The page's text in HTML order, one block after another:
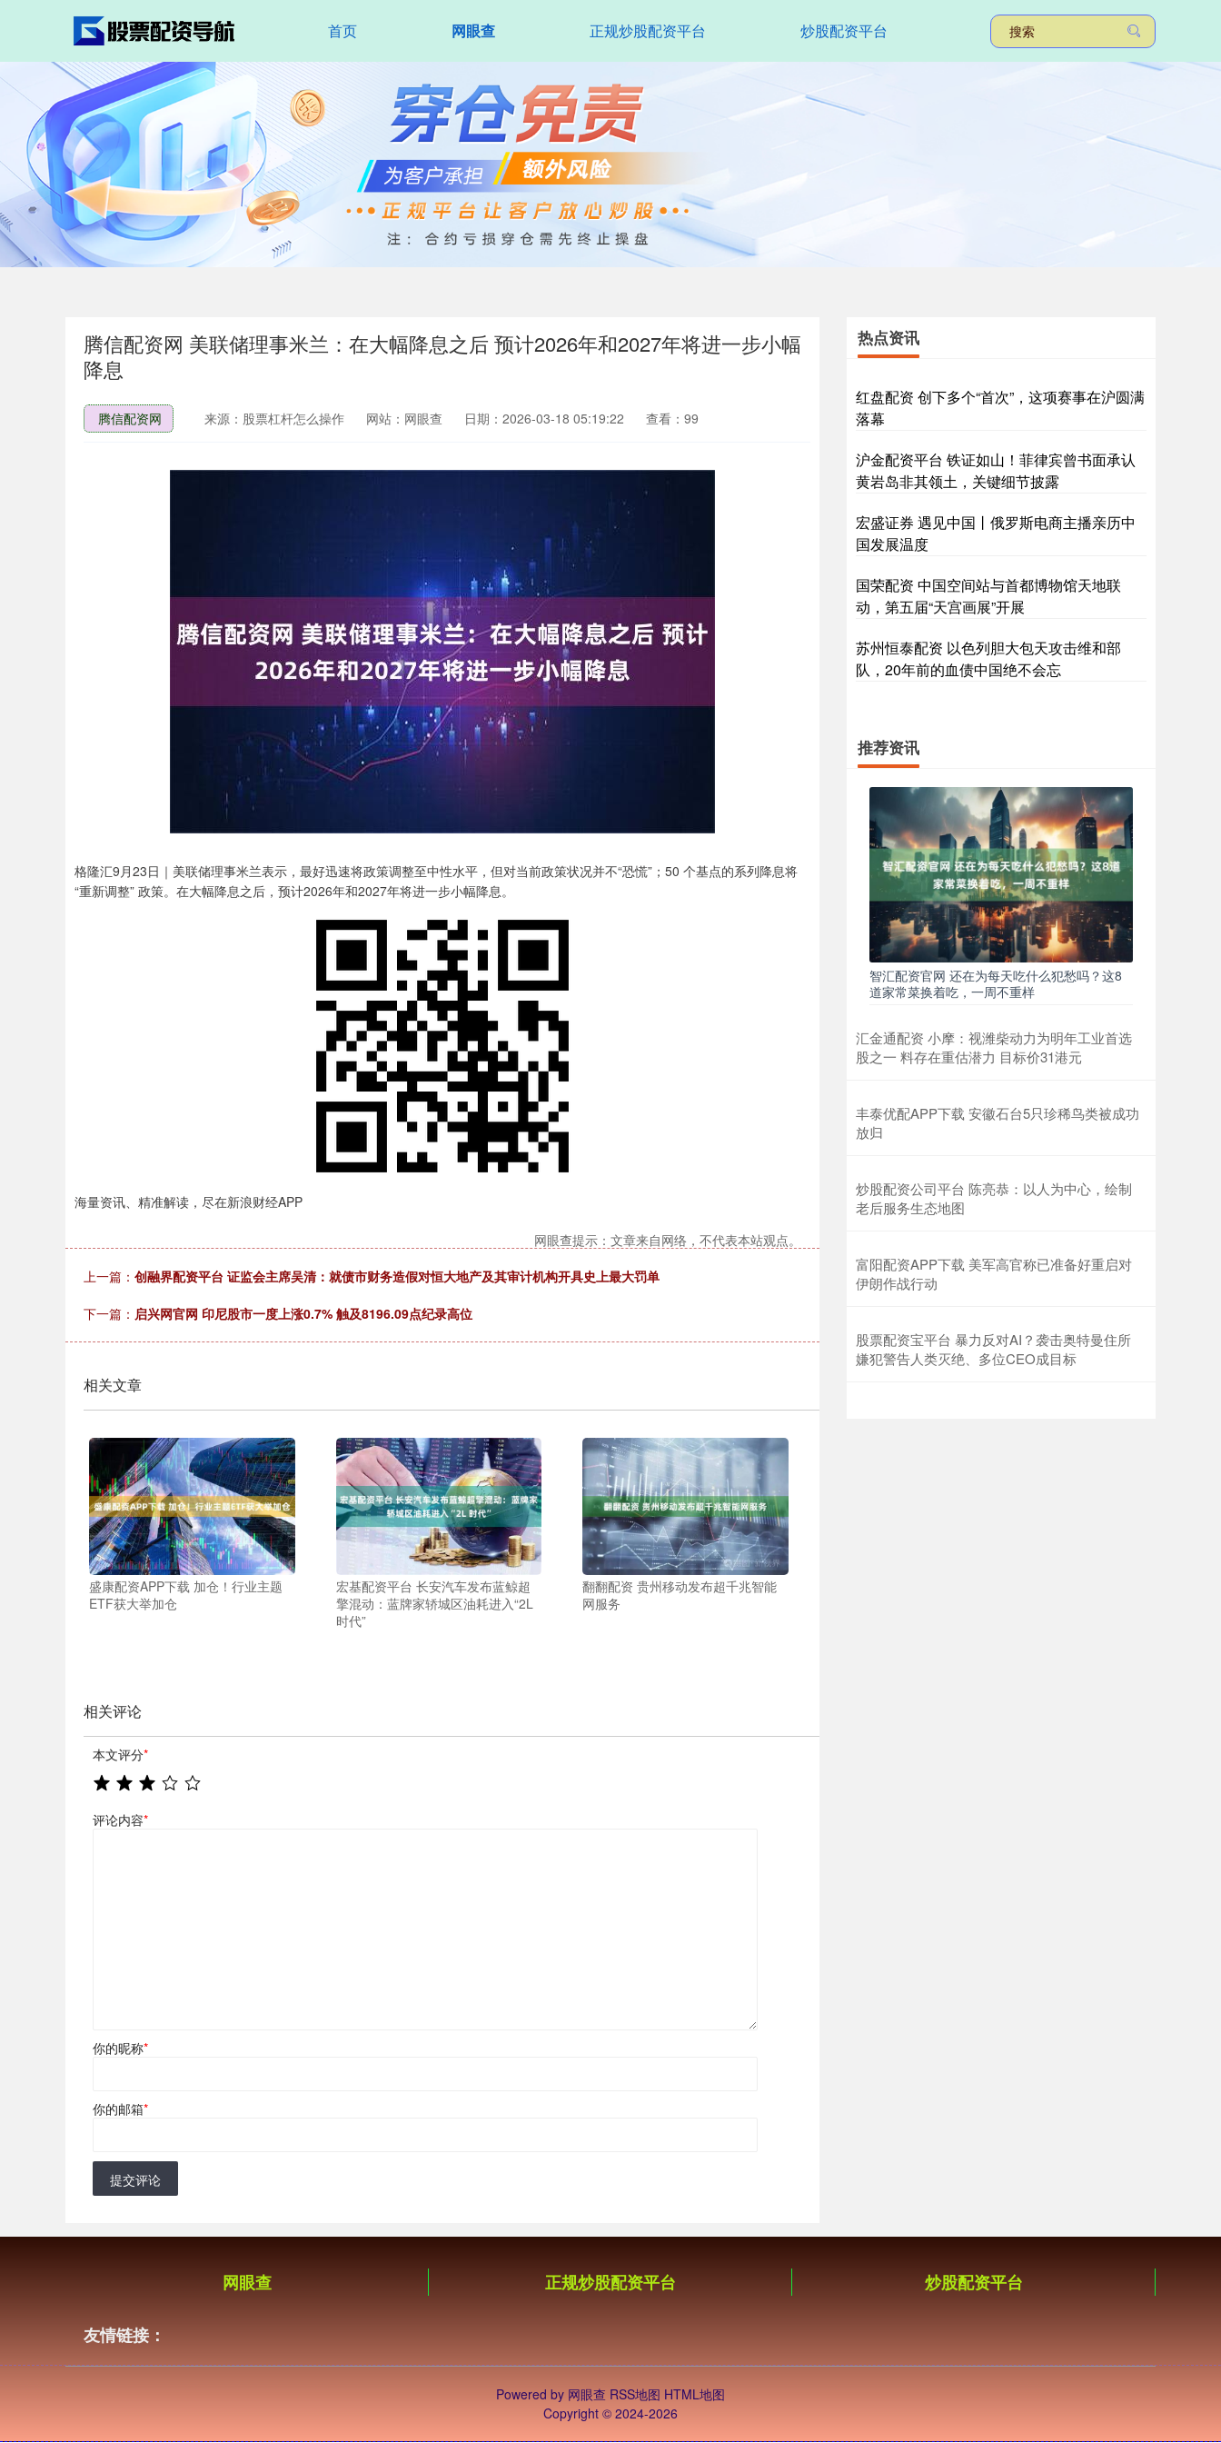
首页 网眼查 正规炒股配资平台 炒股配资平台
腾信配资网 美联储理事米兰：在大幅降息之后 预计2026年和2027年将进一步小幅
降息
腾信配资网 来源：股票杠杆怎么操作 网站：网眼查 日期：2026-03-18 05:19:22 查看：99
格隆汇9月23日｜美联储理事米兰表示，最好迅速将政策调整至中性水平，但对当前政策状况并不“恐慌”；50 个基点的系列降息将
“重新调整” 政策。在大幅降息之后，预计2026年和2027年将进一步小幅降息。
海量资讯、精准解读，尽在新浪财经APP
网眼查提示：文章来自网络，不代表本站观点。
上一篇： 创融界配资平台 证监会主席吴清：就债市财务造假对恒大地产及其审计机构开具史上最大罚单
下一篇： 启兴网官网 印尼股市一度上涨0.7% 触及8196.09点纪录高位
相关文章
盛康配资APP下载 加仓！行业主题
ETF获大举加仓
宏基配资平台 长安汽车发布蓝鲸超
擎混动：蓝牌家轿城区油耗进入“2L
时代”
翻翻配资 贵州移动发布超千兆智能
网服务
相关评论
本文评分*
评论内容*
你的昵称*
你的邮箱*
提交评论
热点资讯
红盘配资 创下多个“首次”，这项赛事在沪圆满
落幕
沪金配资平台 铁证如山！菲律宾曾书面承认
黄岩岛非其领土，关键细节披露
宏盛证券 遇见中国丨俄罗斯电商主播亲历中
国发展温度
国荣配资 中国空间站与首都博物馆天地联
动，第五届“天宫画展”开展
苏州恒泰配资 以色列胆大包天攻击维和部
队，20年前的血债中国绝不会忘
推荐资讯
智汇配资官网 还在为每天吃什么犯愁吗？这8
道家常菜换着吃，一周不重样
汇金通配资 小摩：视潍柴动力为明年工业首选
股之一 料存在重估潜力 目标价31港元
丰泰优配APP下载 安徽石台5只珍稀鸟类被成功
放归
炒股配资公司平台 陈亮恭：以人为中心，绘制
老后服务生态地图
富阳配资APP下载 美军高官称已准备好重启对
伊朗作战行动
股票配资宝平台 暴力反对AI？袭击奥特曼住所
嫌犯警告人类灭绝、多位CEO成目标
网眼查 正规炒股配资平台 炒股配资平台
友情链接：
Powered by 网眼查 RSS地图 HTML地图
Copyright © 2024-2026